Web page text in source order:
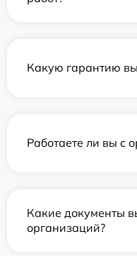
Какую гарантию
Работаете ли вы с
Какие документы
организаций?